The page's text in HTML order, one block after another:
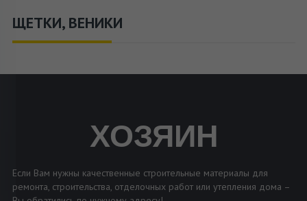
ЩЕТКИ, ВЕНИКИ
ХОЗЯИН
Если Вам нужны качественные строительные материалы для
ремонта, строительства, отделочных работ или утепления дома –